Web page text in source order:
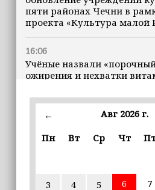
пяти районах Чечни в
проекта «Культура малой
16:06
Учёные назвали
ожирения и нехватки
16:00
В Чеченской Республике
избирательные комиссии
← Авг 2026 г.
Пн
Вт Ср Чт
3
4 5 6 7